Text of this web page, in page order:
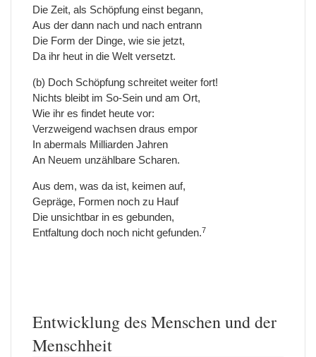
Die Zeit, als Schöpfung einst begann,
Aus der dann nach und nach entrann
Die Form der Dinge, wie sie jetzt,
Da ihr heut in die Welt versetzt.
(b) Doch Schöpfung schreitet weiter fort!
Nichts bleibt im So-Sein und am Ort,
Wie ihr es findet heute vor:
Verzweigend wachsen draus empor
In abermals Milliarden Jahren
An Neuem unzählbare Scharen.
Aus dem, was da ist, keimen auf,
Gepräge, Formen noch zu Hauf
Die unsichtbar in es gebunden,
Entfaltung doch noch nicht gefunden.7
Entwicklung des Menschen und der
Menschheit